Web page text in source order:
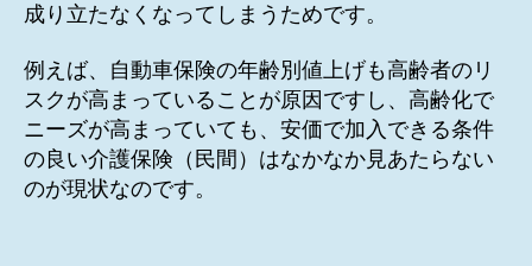
成り立たなくなってしまうためです。
例えば、自動車保険の年齢別値上げも高齢者のリ
スクが高まっていることが原因ですし、高齢化で
ニーズが高まっていても、安価で加入できる条件
の良い介護保険（民間）はなかなか見あたらない
のが現状なのです。